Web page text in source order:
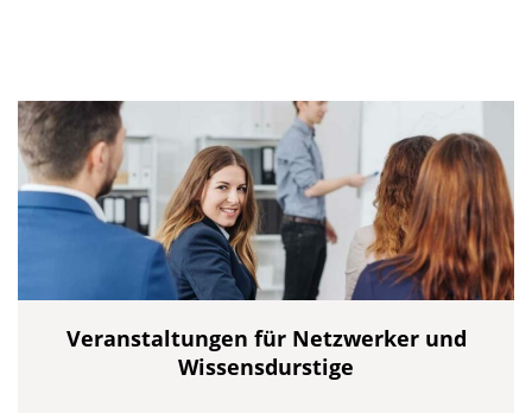
Veranstaltungen für Netzwerker und
Wissensdurstige